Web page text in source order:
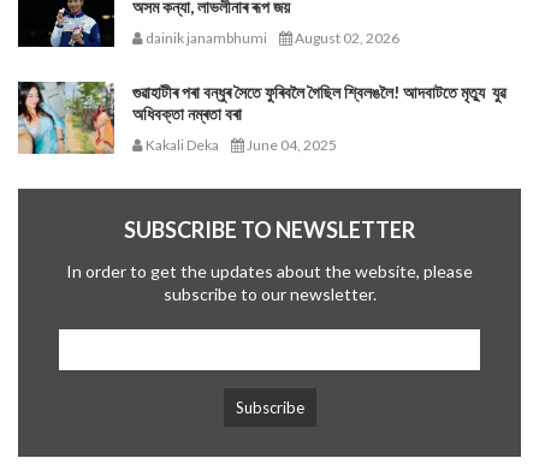
অসম কন্যা, লাভলীনাৰ ৰূপ জয়
dainik janambhumi August 02, 2026
গুৱাহাটীৰ পৰা বন্ধুৰ সৈতে ফুৰিবলৈ গৈছিল শ্বিলঙলৈ! আদবাটতে মৃত্যু যুৱ
অধিবক্তা নম্ৰতা বৰা
Kakali Deka June 04, 2025
SUBSCRIBE TO NEWSLETTER
In order to get the updates about the website, please
subscribe to our newsletter.